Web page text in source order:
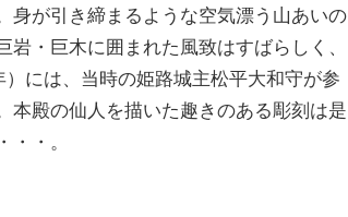
身が引き締まるような空気漂う山あいの
岩・巨木に囲まれた風致はすばらしく、
）には、当時の姫路城主松平大和守が参
本殿の仙人を描いた趣きのある彫刻は是
・・。